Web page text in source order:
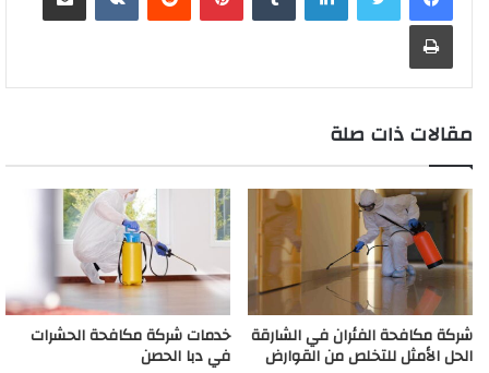
طباعة
مقالات ذات صلة
شركة مكافحة الفئران في الشارقة
الحل الأمثل للتخلص من القوارض
خدمات شركة مكافحة الحشرات
في دبا الحصن